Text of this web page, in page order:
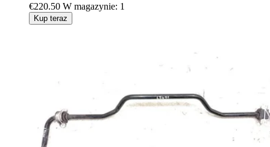
€220.50 W magazynie: 1
Kup teraz